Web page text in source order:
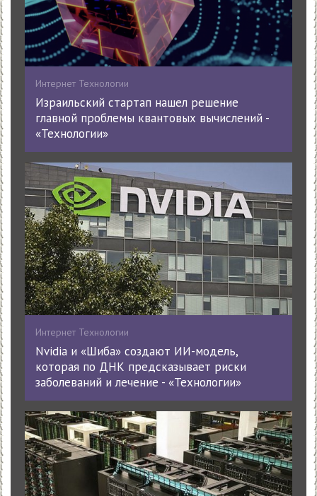
Интернет Технологии
Израильский стартап нашел решение
главной проблемы квантовых вычислений -
«Технологии»
Интернет Технологии
Nvidia и «Шиба» создают ИИ-модель,
которая по ДНК предсказывает риски
заболеваний и лечение - «Технологии»